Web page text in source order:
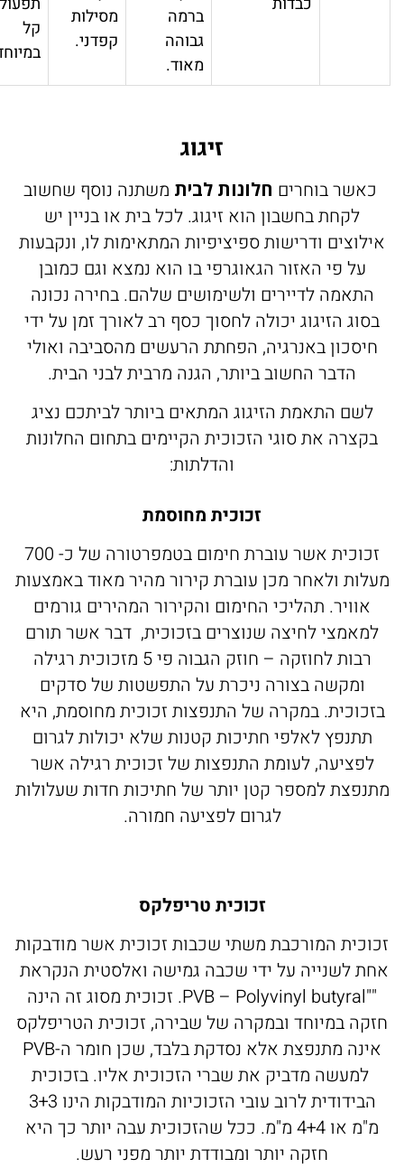
ברמה
גבוהה
מאוד.
מסילות
קפדני.
במיוחד.
זיגוג
בוחריםחלונות לביתמשתנה נוסף שחשוב
לקחת בחשבון הוא זיגוג. לכל בית או בניין יש
ודרישות ספיציפיות המתאימות לו, ונקבעות
על פי האזור הגאוגרפי בו הוא נמצא וגם כמובן
התאמה לדיירים ולשימושים שלהם. בחירה נכונה
הזיגוג יכולה לחסוך כסף רב לאורך זמן על ידי
חיסכון באנרגיה, הפחתת הרעשים מהסביבה ואולי
הדבר החשוב ביותר, הגנה מרבית לבני הבית.
לשם התאמת הזיגוג המתאים ביותר לביתכם נציג
בקצרה את סוגי הזכוכית הקיימים בתחום החלונות
והדלתות:
זכוכית מחוסמת
זכוכית אשר עוברת חימום בטמפרטורה של כ- 700
ולאחר מכן עוברת קירור מהיר מאוד באמצעות
אוויר. תהליכי החימום והקירור המהירים גורמים
למאמצי לחיצה שנוצרים בזכוכית, דבר אשר תורם
רבות לחוזקה – חוזק הגבוה פי 5 מזכוכית רגילה
ומקשה בצורה ניכרת על התפשטות של סדקים
במקרה של התנפצות זכוכית מחוסמת, היא
תתנפץ לאלפי חתיכות קטנות שלא יכולות לגרום
לפציעה, לעומת התנפצות של זכוכית רגילה אשר
למספר קטן יותר של חתיכות חדות שעלולות
לגרום לפציעה חמורה.
זכוכית טריפלקס
המורכבת משתי שכבות זכוכית אשר מודבקות
לשנייה על ידי שכבה גמישה ואלסטית הנקראת
""PVB – Polyvinyl butyral. זכוכית מסוג זה הינה
במיוחד ובמקרה של שבירה, זכוכית הטריפלקס
אינה מתנפצת אלא נסדקת בלבד, שכן חומר ה-PVB
למעשה מדביק את שברי הזכוכית אליו. בזכוכית
הבידודית לרוב עובי הזכוכיות המודבקות הינו 3+3
מ"מ או 4+4 מ"מ. ככל שהזכוכית עבה יותר כך היא
חזקה יותר ומבודדת יותר מפני רעש.